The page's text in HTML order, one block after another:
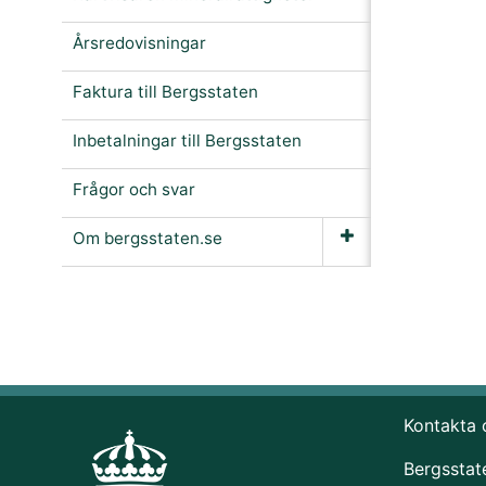
Årsredovisningar
Faktura till Bergsstaten
Inbetalningar till Bergsstaten
Frågor och svar
Om bergsstaten.se
Kontakta